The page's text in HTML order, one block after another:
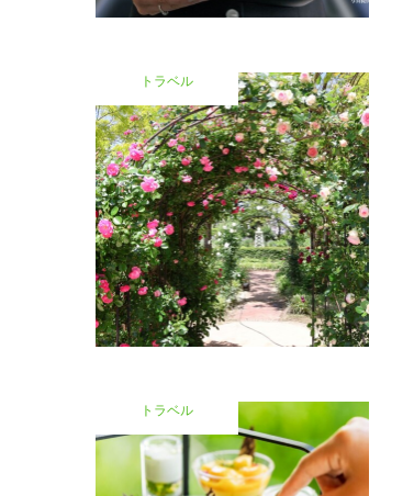
トラベル
トラベル